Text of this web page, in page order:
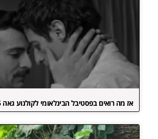
אז מה רואים בפסטיבל הבינלאומי לקולנוע גאה TLVFEST 2025?